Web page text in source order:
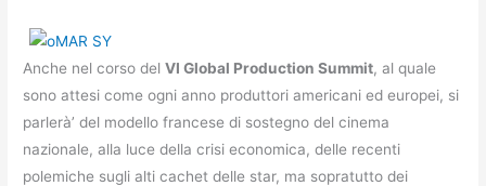
Anche nel corso delVI Global Production Summit, al quale
sono attesi come ogni anno produttori americani ed europei, si
parlerà’ del modello francese di sostegno del cinema
nazionale, alla luce della crisi economica, delle recenti
polemiche sugli alti cachet delle star, ma sopratutto dei